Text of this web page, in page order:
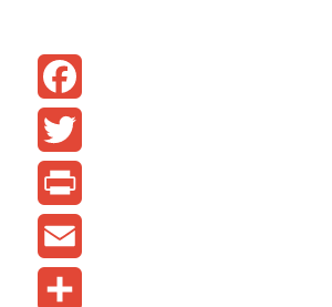
Facebook
Twitter
Print
Email